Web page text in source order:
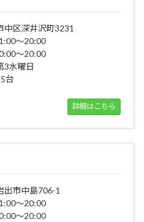
中区深井沢町3231
～20:00
～20:00
水曜日
台
詳細はこちら
出市中島706-1
～20:00
～20:00